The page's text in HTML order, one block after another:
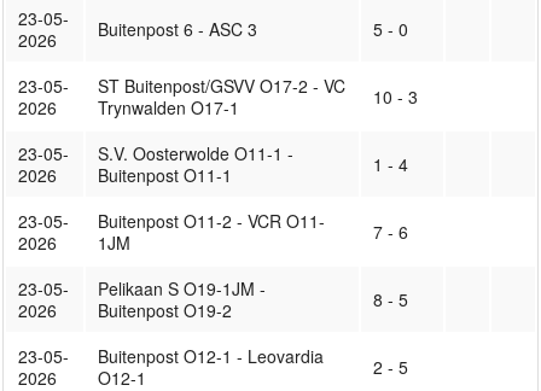
23-05-
2026
Buitenpost 6 - ASC 3 5 - 0
23-05-
2026
ST Buitenpost/GSVV O17-2 - VC
Trynwalden O17-1
10 - 3
23-05-
2026
S.V. Oosterwolde O11-1 -
Buitenpost O11-1
1 - 4
23-05-
2026
Buitenpost O11-2 - VCR O11-
1JM
7 - 6
23-05-
2026
Pelikaan S O19-1JM -
Buitenpost O19-2
8 - 5
23-05-
2026
Buitenpost O12-1 - Leovardia
O12-1
2 - 5